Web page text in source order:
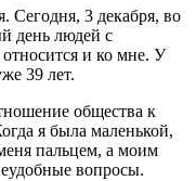
Сегодня, 3 декабря, во
день людей с
и ко мне. У
39 лет.
общества к
я была маленькой,
пальцем, а моим
вопросы.